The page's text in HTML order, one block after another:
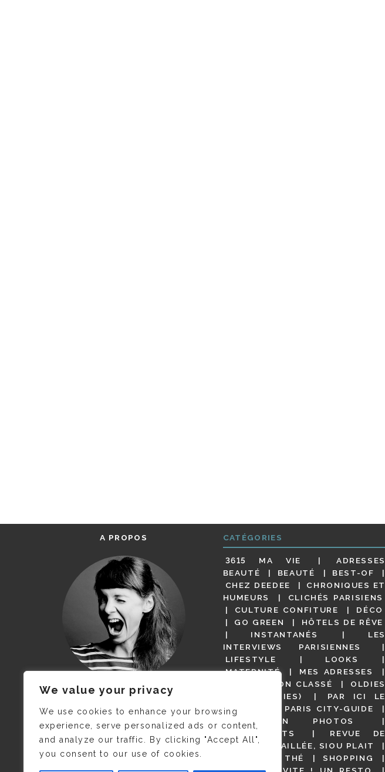
We value your privacy
We use cookies to enhance your browsing
experience, serve personalized ads or content,
and analyze our traffic. By clicking "Accept All",
you consent to our use of cookies.
A PROPOS
JE M’APPELLE DELPHINE MAIS
C’EST ©CAMILLE COLLIN QUI A
PRIS CETTE PHOTO !
CATÉGORIES
3615 MA VIE
ADRESSES
BEAUTÉ
BEAUTÉ
BEST-OF
CHEZ DEEDEE
CHRONIQUES ET
HUMEURS
CLICHÉS PARISIENS
CULTURE CONFITURE
DÉCO
GO GREEN
HÔTELS DE RÊVE
INSTANTANÉS
LES
INTERVIEWS PARISIENNES
LIFESTYLE
LOOKS
MATERNITÉ
MES ADRESSES
NON CLASSÉ
OLDIES
(BUT GOODIES)
PAR ICI LE
MAGOT !
PARIS CITY-GUIDE
PARIS EN PHOTOS
RESTAURANTS
REVUE DE
PRESSE DÉTAILLÉE, SIOU PLAIT
SALONS DE THÉ
SHOPPING
VIDÉOS
VITE ! UN RESTO